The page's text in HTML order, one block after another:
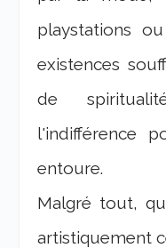
playstations
existences
de
l'indifférence
entoure.
Malgré tout,
artistiquement